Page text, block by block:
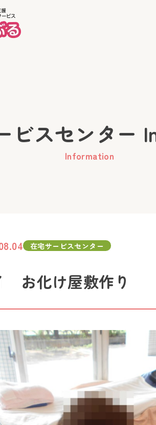
ビスセンター
Information
在宅サービスセンター
お化け屋敷作り